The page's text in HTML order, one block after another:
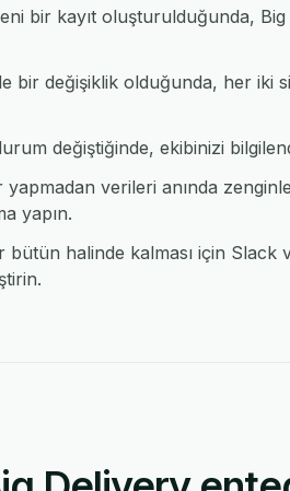
bir kayıt oluşturulduğunda,
bir değişiklik olduğunda, her iki
değiştiğinde, ekibinizi
verileri anında
yapın.
bütün halinde kalması için